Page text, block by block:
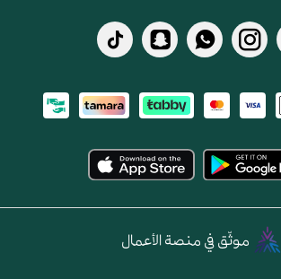
موثّق في منصة الأعمال